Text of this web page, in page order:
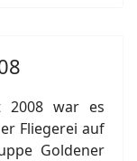
2008 war es
Fliegerei auf
Goldener